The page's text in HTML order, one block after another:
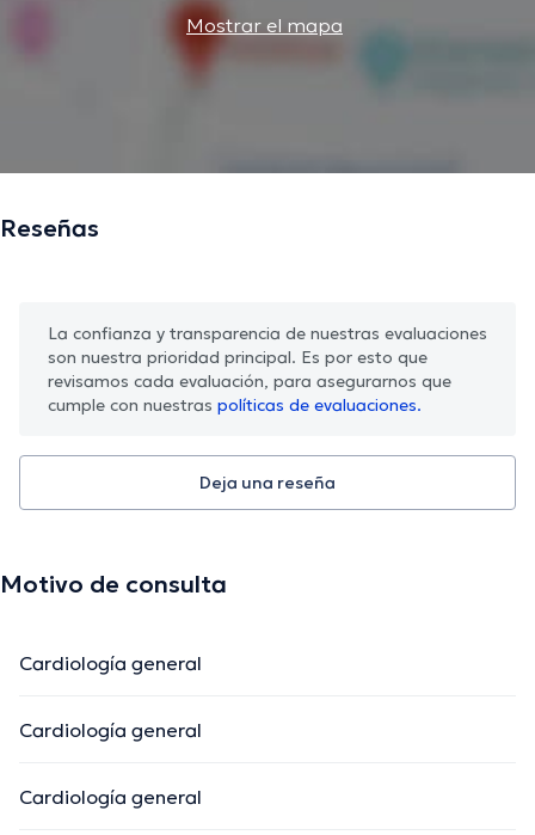
Mostrar el mapa
Reseñas
La confianza y transparencia de nuestras evaluaciones
son nuestra prioridad principal. Es por esto que
revisamos cada evaluación, para asegurarnos que
cumple con nuestras políticas de evaluaciones.
Deja una reseña
Motivo de consulta
Cardiología general
Cardiología general
Cardiología general